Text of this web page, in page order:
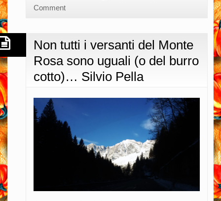
Di
Giacomo
Comment
Non tutti i versanti del Monte
Rosa sono uguali (o del burro
cotto)… Silvio Pella